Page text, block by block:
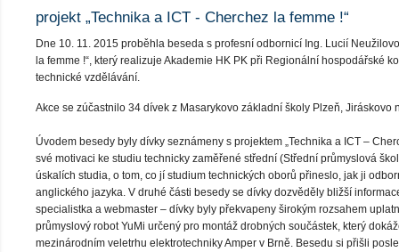
projekt „Technika a ICT - Cherchez la femme !“
Dne 10. 11. 2015 proběhla beseda s profesní odbornicí Ing. Lucií
la femme !“, který realizuje Akademie HK PK při Regionální hospodářské
technické vzdělávání.
Akce se zúčastnilo 34 dívek z Masarykovo základní školy Plzeň, Jiráskovo
Úvodem besedy byly dívky seznámeny s projektem „Technika a ICT –
své motivaci ke studiu technicky zaměřené střední (Střední průmyslová
úskalích studia, o tom, co jí studium technických oborů přineslo, jak ji
anglického jazyka. V druhé části besedy se dívky dozvěděly bližší
specialistka a webmaster – dívky byly překvapeny širokým rozsahem
průmyslový robot YuMi určený pro montáž drobných součástek, který
mezinárodním veletrhu elektrotechniky Amper v Brně. Besedu si přišli